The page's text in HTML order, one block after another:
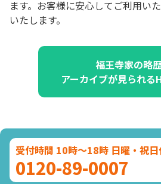
ます。お客様に安心してご利用い
いたします。
福王寺家の略
アーカイブが見られる
受付時間 10時～18時 日曜・祝日
0120-89-0007